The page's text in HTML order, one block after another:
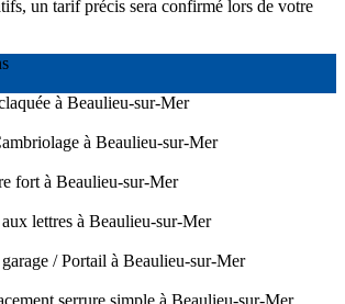
un tarif précis sera confirmé lors de votre
à Beaulieu-sur-Mer
à Beaulieu-sur-Mer
fort à Beaulieu-sur-Mer
lettres à Beaulieu-sur-Mer
/ Portail à Beaulieu-sur-Mer
serrure simple à Beaulieu-sur-Mer